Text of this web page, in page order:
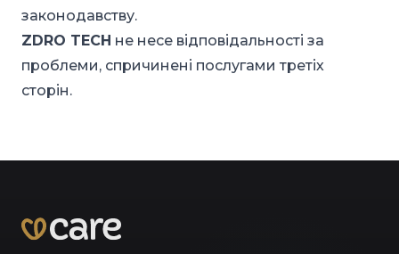
законодавству.
ZDRO TECH не несе відповідальності за
проблеми, спричинені послугами третіх
сторін.